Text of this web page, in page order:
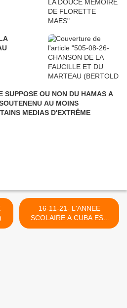
SUPPOSE OU NON DU HAMAS A
AU MOINS
16-11-21- L'ANNEE
SCOLAIRE A CUBA EST
REPARTIE TOUJOURS